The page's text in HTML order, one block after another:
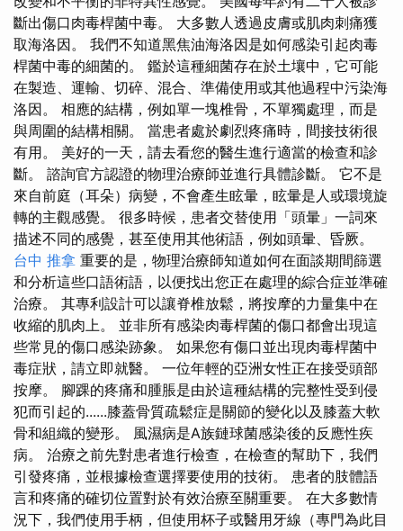
斷出傷口肉毒桿菌中毒。 大多數人透過皮膚或肌肉刺痛獲
取海洛因。 我們不知道黑焦油海洛因是如何感染引起肉毒
桿菌中毒的細菌的。 鑑於這種細菌存在於土壤中，它可能
在製造、運輸、切碎、混合、準備使用或其他過程中污染海
洛因。 相應的結構，例如單一塊椎骨，不單獨處理，而是
與周圍的結構相關。 當患者處於劇烈疼痛時，間接技術很
有用。 美好的一天，請去看您的醫生進行適當的檢查和診
斷。 諮詢官方認證的物理治療師並進行具體診斷。 它不是
來自前庭（耳朵）病變，不會產生眩暈，眩暈是人或環境旋
轉的主觀感覺。 很多時候，患者交替使用「頭暈」一詞來
描述不同的感覺，甚至使用其他術語，例如頭暈、昏厥。
台中 推拿 重要的是，物理治療師知道如何在面談期間篩選
和分析這些口語術語，以便找出您正在處理的綜合症並準確
治療。 其專利設計可以讓脊椎放鬆，將按摩的力量集中在
收縮的肌肉上。 並非所有感染肉毒桿菌的傷口都會出現這
些常見的傷口感染跡象。 如果您有傷口並出現肉毒桿菌中
毒症狀，請立即就醫。 一位年輕的亞洲女性正在接受頭部
按摩。 腳踝的疼痛和腫脹是由於這種結構的完整性受到侵
犯而引起的......膝蓋骨質疏鬆症是關節的變化以及膝蓋大軟
骨和組織的變形。 風濕病是A族鏈球菌感染後的反應性疾
病。 治療之前先對患者進行檢查，在檢查的幫助下，我們
引發疼痛，並根據檢查選擇要使用的技術。 患者的肢體語
言和疼痛的確切位置對於有效治療至關重要。 在大多數情
況下，我們使用手柄，但使用杯子或醫用牙線（專門為此目